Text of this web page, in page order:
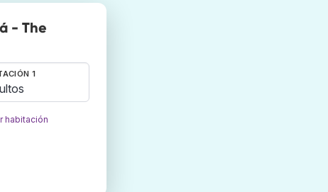
- The
1
habitación